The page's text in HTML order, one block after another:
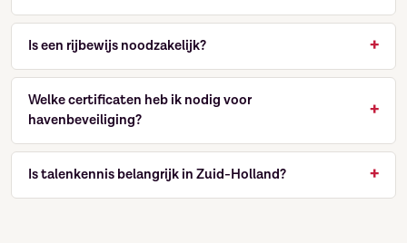
Is een rijbewijs noodzakelijk?
Welke certificaten heb ik nodig voor
havenbeveiliging?
Is talenkennis belangrijk in Zuid-Holland?